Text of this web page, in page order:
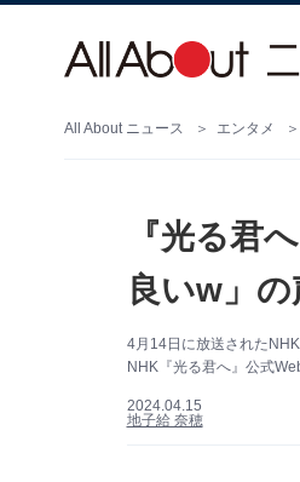
All About ニュース エンタメ
『光る君
良いw」
4月14日に放送された
NHK『光る君へ』公式
2024.04.15
地子給 奈穂